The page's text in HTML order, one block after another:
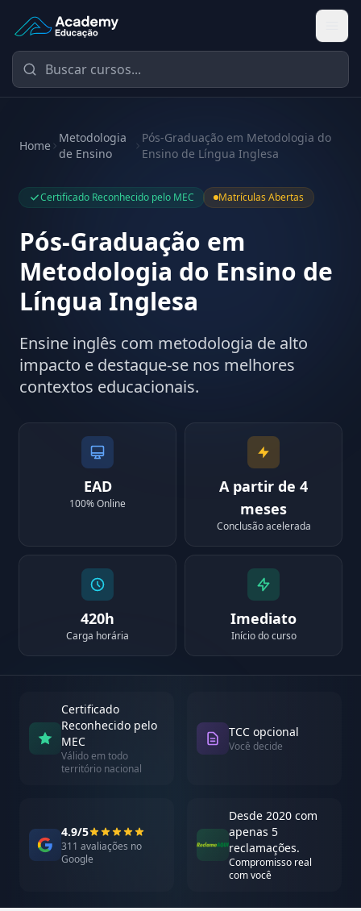
Academy Educação — Página Inicial
Home
Metodologia
de Ensino
Pós-Graduação em Metodologia do
Ensino de Língua Inglesa
Certificado Reconhecido pelo MEC Matrículas Abertas
Pós-Graduação em
Metodologia do Ensino de
Língua Inglesa
Ensine inglês com metodologia de alto
impacto e destaque-se nos melhores
contextos educacionais.
EAD
100% Online
A partir de 4
meses
Conclusão acelerada
420h
Carga horária
Imediato
Início do curso
Certificado
Reconhecido pelo
MEC
Válido em todo
território nacional
TCC opcional
Você decide
4.9/5
311 avaliações no
Google
Desde 2020 com
apenas 5
reclamações.
Compromisso real
com você